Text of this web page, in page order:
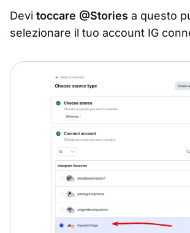
Devi toccare @Stories a questo
selezionare il tuo account IG